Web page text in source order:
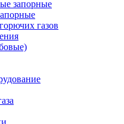
запорные
газов